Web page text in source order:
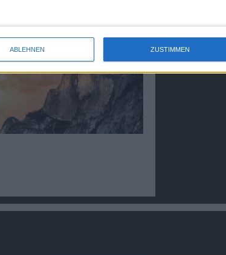
ABLEHNEN ZUSTIMMEN